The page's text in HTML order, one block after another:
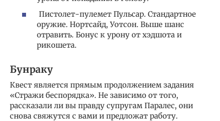
Пистолет-пулемет Пульсар. Стандартное
оружие. Нортсайд, Уотсон. Выше шанс
отравить. Бонус к урону от хэдшота и
рикошета.
Бунраку
Квест является прямым продолжением задания
«Стражи беспорядка». Не зависимо от того,
рассказали ли вы правду супругам Паралес, они
снова свяжутся с вами и предложат работу.